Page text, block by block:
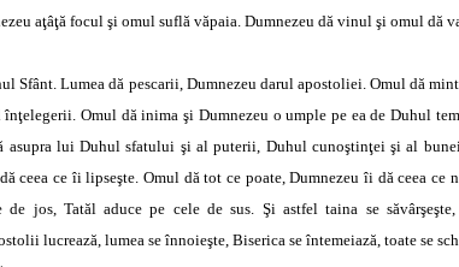
aţâţă focul şi omul suflă văpaia. Dumnezeu dă vinul şi omul dă
Sfânt. Lumea dă pescarii, Dumnezeu darul apostoliei. Omul dă
Omul dă inima şi Dumnezeu o umple pe ea de Duhul
asupra lui Duhul sfatului şi al puterii, Duhul cunoştinţei şi al
ceea ce îi lipseşte. Omul dă tot ce poate, Dumnezeu îi dă ceea ce
jos, Tatăl aduce pe cele de sus. Şi astfel taina se
lucrează, lumea se înnoieşte, Biserica se întemeiază, toate se